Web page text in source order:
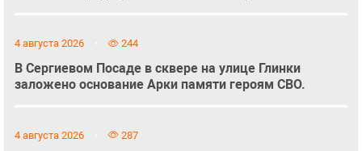
4 августа 2026 244
В Сергиевом Посаде в сквере на улице Глинки
заложено основание Арки памяти героям СВО.
4 августа 2026 287